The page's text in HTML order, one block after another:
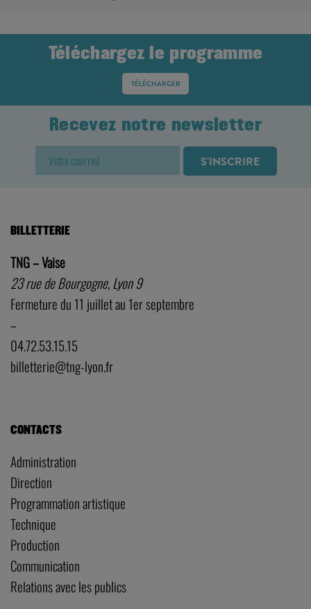
Téléchargez le programme
TÉLÉCHARGER
Recevez notre newsletter
TNG – Vaise
23 rue de Bourgogne, Lyon 9
Fermeture du 11 juillet au 1er septembre
–
04.72.53.15.15
billetterie@tng-lyon.fr
Administration
Direction
Programmation artistique
Technique
Production
Communication
Relations avec les publics